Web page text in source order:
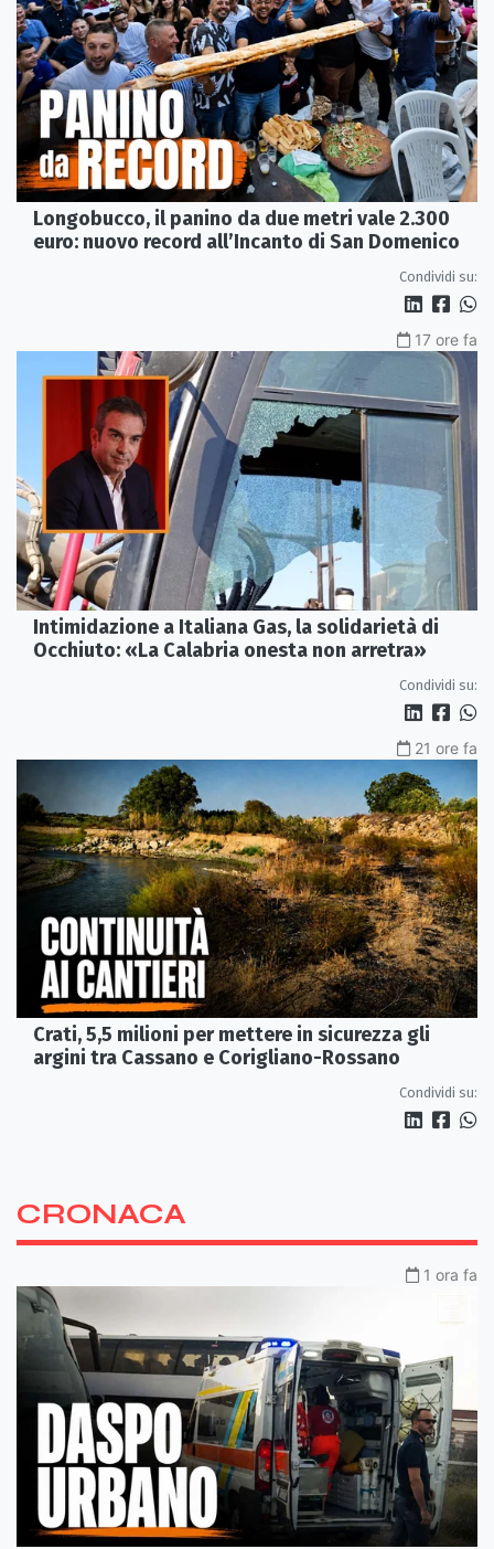
Longobucco, il panino da due metri vale 2.300
euro: nuovo record all’Incanto di San Domenico
Condividi su:
17 ore fa
Intimidazione a Italiana Gas, la solidarietà di
Occhiuto: «La Calabria onesta non arretra»
Condividi su:
21 ore fa
Crati, 5,5 milioni per mettere in sicurezza gli
argini tra Cassano e Corigliano-Rossano
Condividi su:
CRONACA
1 ora fa